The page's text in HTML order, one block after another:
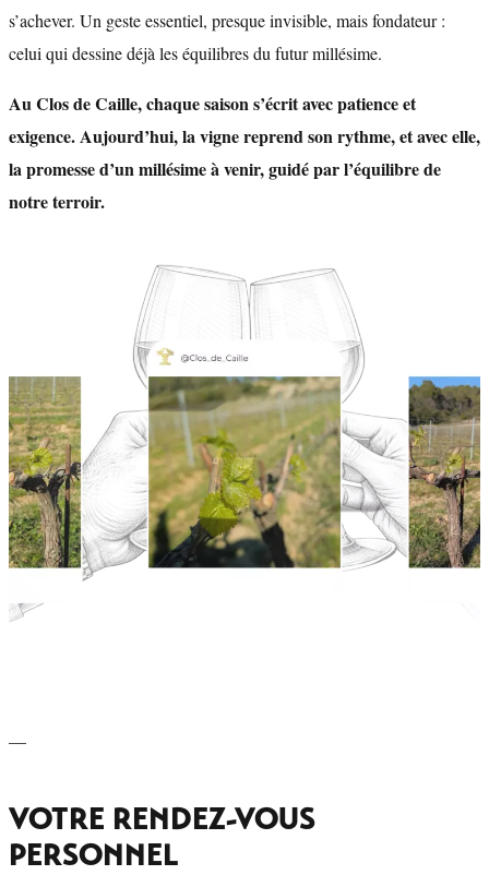
s’achever. Un geste essentiel, presque invisible, mais fondateur :
celui qui dessine déjà les équilibres du futur millésime.
Au Clos de Caille, chaque saison s’écrit avec patience et
exigence. Aujourd’hui, la vigne reprend son rythme, et avec elle,
la promesse d’un millésime à venir, guidé par l’équilibre de
notre terroir.
—
VOTRE RENDEZ-VOUS
PERSONNEL